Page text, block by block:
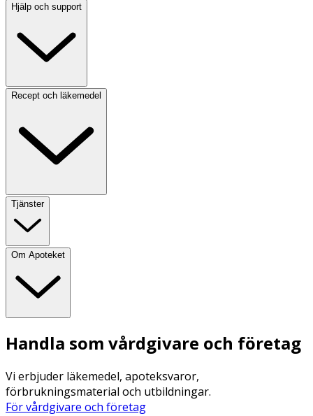
Hjälp och support
Recept och läkemedel
Tjänster
Om Apoteket
Handla som vårdgivare och företag
Vi erbjuder läkemedel, apoteksvaror,
förbrukningsmaterial och utbildningar.
För vårdgivare och företag